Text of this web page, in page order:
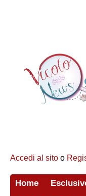
Accedi al sito o
Home